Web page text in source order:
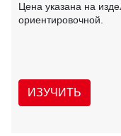
Цена указана на
ориентировочной.
ИЗУЧИТЬ